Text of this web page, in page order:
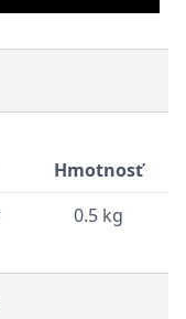
Hmotnosť
0.5 kg